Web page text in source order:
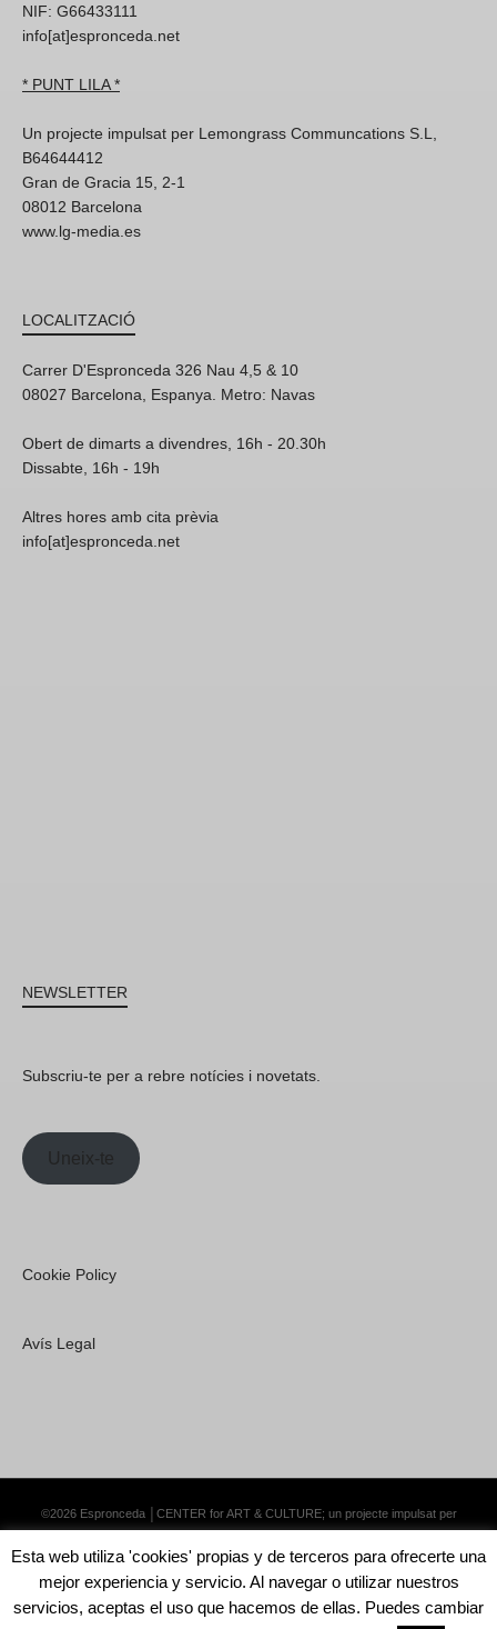
NIF: G66433111
info[at]espronceda.net
* PUNT LILA *
Un projecte impulsat per Lemongrass Communcations S.L,
B64644412
Gran de Gracia 15, 2-1
08012 Barcelona
www.lg-media.es
LOCALITZACIÓ
Carrer D'Espronceda 326 Nau 4,5 & 10
08027 Barcelona, Espanya. Metro: Navas
Obert de dimarts a divendres, 16h - 20.30h
Dissabte, 16h - 19h
Altres hores amb cita prèvia
info[at]espronceda.net
NEWSLETTER
Subscriu-te per a rebre notícies i novetats.
Uneix-te
Cookie Policy
Avís Legal
©2026 Espronceda │CENTER for ART & CULTURE; un projecte impulsat per
Esta web utiliza 'cookies' propias y de terceros para ofrecerte una
mejor experiencia y servicio. Al navegar o utilizar nuestros
servicios, aceptas el uso que hacemos de ellas. Puedes cambiar